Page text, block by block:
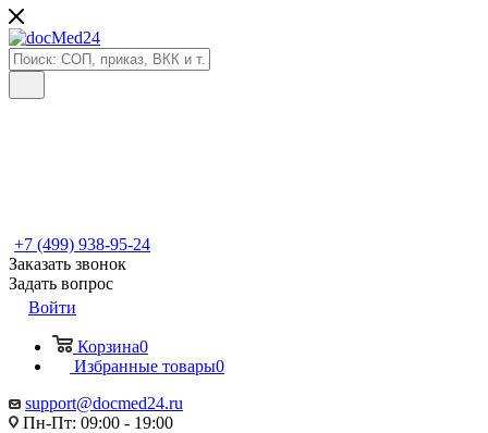
+7 (499) 938-95-24
Заказать звонок
Задать вопрос
Войти
Корзина0
Избранные товары0
support@docmed24.ru
Пн-Пт: 09:00 - 19:00